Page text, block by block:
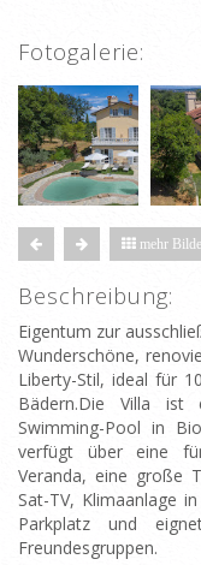
Fotogalerie:
mehr
Beschreibung:
Eigentum zur
Wunderschöne,
Liberty-Stil, ideal für
Bädern.Die Villa
Swimming-Pool in
verfügt über eine
Veranda, eine große
Sat-TV, Klimaanlage
Parkplatz und
Freundesgruppen.